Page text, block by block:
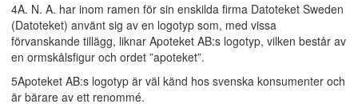
4A. N. A. har inom ramen för sin enskilda firma Datoteket Sweden
(Datoteket) använt sig av en logotyp som, med vissa
förvanskande tillägg, liknar Apoteket AB:s logotyp, vilken består av
en ormskålsfigur och ordet ”apoteket”.
5Apoteket AB:s logotyp är väl känd hos svenska konsumenter och
är bärare av ett renommé.